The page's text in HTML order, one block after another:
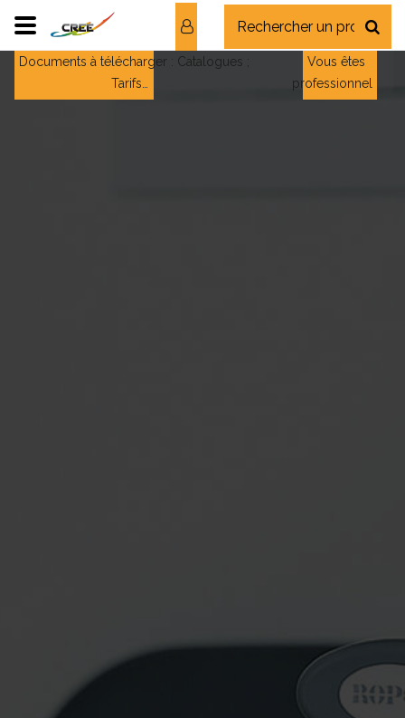
Documents à télécharger : Catalogues ;
Tarifs…
Vous êtes
professionnel